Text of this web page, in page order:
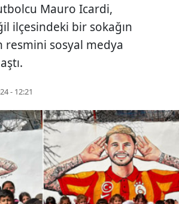
Mauro Icardi,
ilçesindeki bir sokağın
resmini sosyal medya
- 12:21